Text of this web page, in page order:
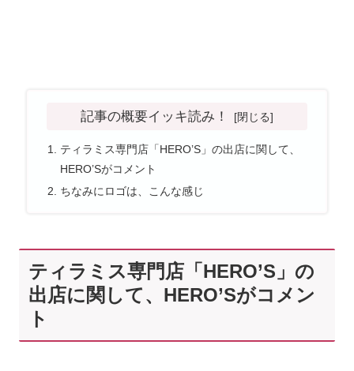
記事の概要イッキ読み！
ティラミス専門店「HERO’S」の出店に関して、
HERO’Sがコメント
ちなみにロゴは、こんな感じ
ティラミス専門店「HERO’S」の
出店に関して、HERO’Sがコメン
ト